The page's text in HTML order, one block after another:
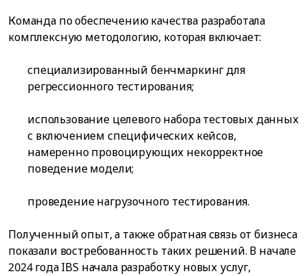
Команда по обеспечению качества разработала
комплексную методологию, которая включает:
специализированный бенчмаркинг для
регрессионного тестирования;
использование целевого набора тестовых данных
с включением специфических кейсов,
намеренно провоцирующих некорректное
поведение модели;
проведение нагрузочного тестирования.
Полученный опыт, а также обратная связь от бизнеса
показали востребованность таких решений. В начале
2024 года IBS начала разработку новых услуг,